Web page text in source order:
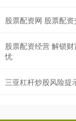
股票配资网 股票配
股票配资经营 解锁
忧
三亚杠杆炒股风险提